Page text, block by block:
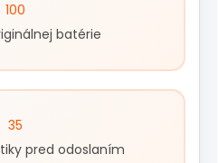
100
batérie
35
pred odoslaním